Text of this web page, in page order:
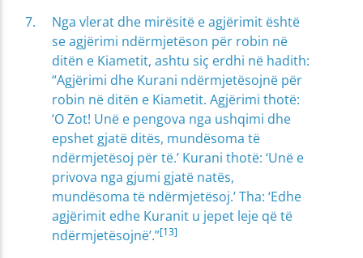
Nga vlerat dhe mirësitë e agjërimit është
se agjërimi ndërmjetëson për robin në
ditën e Kiametit, ashtu siç erdhi në hadith:
“Agjërimi dhe Kurani ndërmjetësojnë për
robin në ditën e Kiametit. Agjërimi thotë:
‘O Zot! Unë e pengova nga ushqimi dhe
epshet gjatë ditës, mundësoma të
ndërmjetësoj për të.’ Kurani thotë: ‘Unë e
privova nga gjumi gjatë natës,
mundësoma të ndërmjetësoj.’ Tha: ‘Edhe
agjërimit edhe Kuranit u jepet leje që të
ndërmjetësojnë’.”[13]